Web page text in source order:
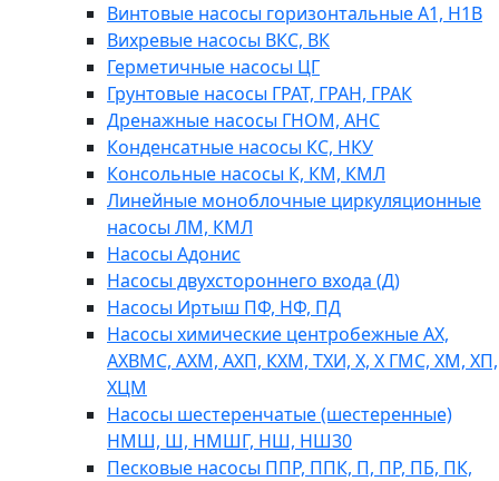
Винтовые насосы горизонтальные А1, Н1В
Вихревые насосы ВКС, ВК
Герметичные насосы ЦГ
Грунтовые насосы ГРАТ, ГРАН, ГРАК
Дренажные насосы ГНОМ, АНС
Конденсатные насосы КС, НКУ
Консольные насосы К, КМ, КМЛ
Линейные моноблочные циркуляционные
насосы ЛМ, КМЛ
Насосы Адонис
Насосы двухстороннего входа (Д)
Насосы Иртыш ПФ, НФ, ПД
Насосы химические центробежные АХ,
АХВМС, АХМ, АХП, КХМ, ТХИ, Х, Х ГМС, ХМ, ХП,
ХЦМ
Насосы шестеренчатые (шестеренные)
НМШ, Ш, НМШГ, НШ, НШ30
Песковые насосы ППР, ППК, П, ПР, ПБ, ПК,